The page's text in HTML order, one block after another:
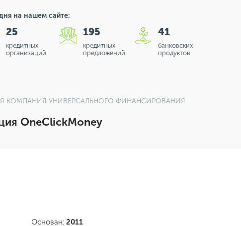
на нашем сайте:
25
кредитных
организаций
195
кредитных
предложений
41
банковских
продуктов
КОМПАНИЯ УНИВЕРСАЛЬНОГО ФИНАНСИРОВАНИЯ
OneClickMoney
Основан: 2011